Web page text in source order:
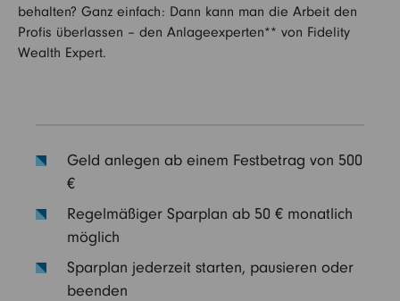
behalten? Ganz einfach: Dann kann man die Arbeit den
Profis überlassen – den Anlageexperten** von Fidelity
Wealth Expert.
Geld anlegen ab einem Festbetrag von 500
€
Regelmäßiger Sparplan ab 50 € monatlich
möglich
Sparplan jederzeit starten, pausieren oder
beenden